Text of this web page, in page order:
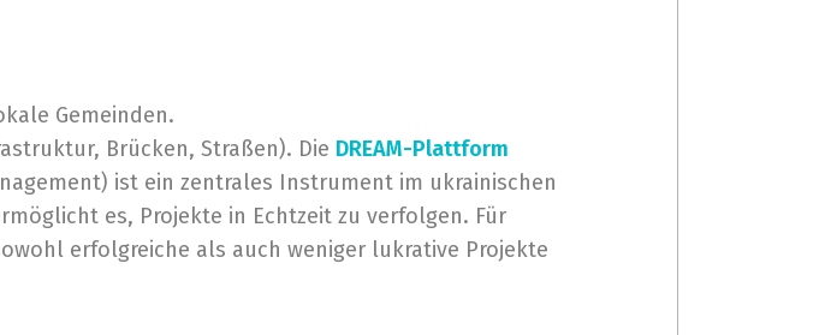
Gemeinden.
Brücken, Straßen). Die DREAM-Plattform
ist ein zentrales Instrument im ukrainischen
es, Projekte in Echtzeit zu verfolgen. Für
erfolgreiche als auch weniger lukrative Projekte